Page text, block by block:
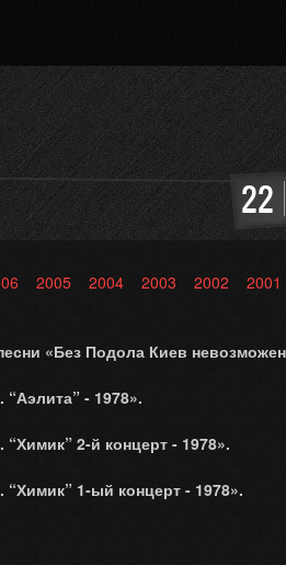
22
2005 2004 2003 2002
2001
«Без Подола Киев
- 1978».
2-й концерт - 1978».
1-ый концерт - 1978».